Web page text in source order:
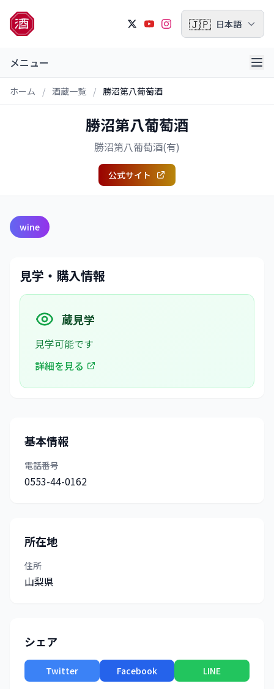
🇯🇵 日本語
メニュー
ホーム / 酒蔵一覧 / 勝沼第八葡萄酒
勝沼第八葡萄酒
勝沼第八葡萄酒(有)
公式サイト
wine
見学・購入情報
蔵見学
見学可能です
詳細を見る
基本情報
電話番号
0553-44-0162
所在地
住所
山梨県
シェア
Twitter Facebook LINE